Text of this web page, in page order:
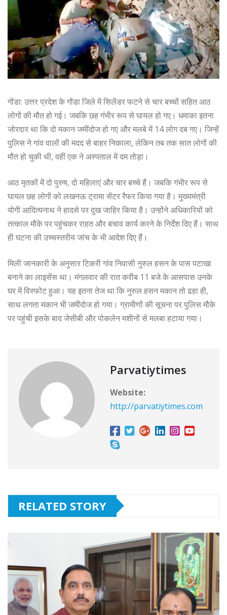
गोंडा: उत्तर प्रदेश के गोंडा जिले में सिलेंडर फटने से चार बच्चों सहित आठ
लोगों की मौत हो गई। जबकि छह गंभीर रूप से घायल हो गए। धमाका इतना
जोरदार था कि दो मकान जमींदोज हो गए और मलबे में 14 लोग दब गए। जिन्हें
पुलिस ने गांव वालों की मदद से बाहर निकाला, लेकिन तब तक सात लोगों की
मौत हो चुकी थी, वहीं एक ने अस्पताल में दम तोड़ा।
आठ मृतकों में दो पुरुष, दो महिलाएं और चार बच्चे हैं। जबकि गंभीर रूप से
घायल छह लोगों को लखनऊ ट्रामा सेंटर रैफर किया गया है। मुख्यमंत्री
योगी आदित्यनाथ ने हादसे पर दुख जाहिर किया है। उन्होंने अधिकारियों को
तत्काल मौके पर पहुंचकर राहत और बचाव कार्य करने के निर्देश दिए हैं। साथ
ही घटना की उच्चस्तरीय जांच के भी आदेश दिए हैं।
मिली जानकारी के अनुसार टिकरी गांव निवासी नुरुल हसन के पास पटाखा
बनाने का लाइसेंस था। मंगलवार की रात करीब 11 बजे के आसपास उनके
घर में विस्फोट हुआ। यह इतना तेज था कि नुरुल हसन मकान तो ढहा ही,
साथ लगता मकान भी जमींदोज हो गया। ग्रामीणों की सूचना पर पुलिस मौके
पर पहुंची इसके बाद जेसीबी और पोकलेन मशीनों से मलबा हटाया गया।
Parvatiytimes
Website:
http://parvatiytimes.com
RELATED STORY